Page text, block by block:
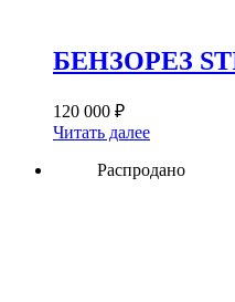
БЕНЗОРЕЗ
120 000 ₽
Читать далее
Распродано